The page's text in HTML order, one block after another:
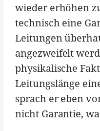
wieder erhöhen
technisch eine
Leitungen
angezweifelt
physikalische
Leitungslänge
sprach er eben
nicht Garantie,